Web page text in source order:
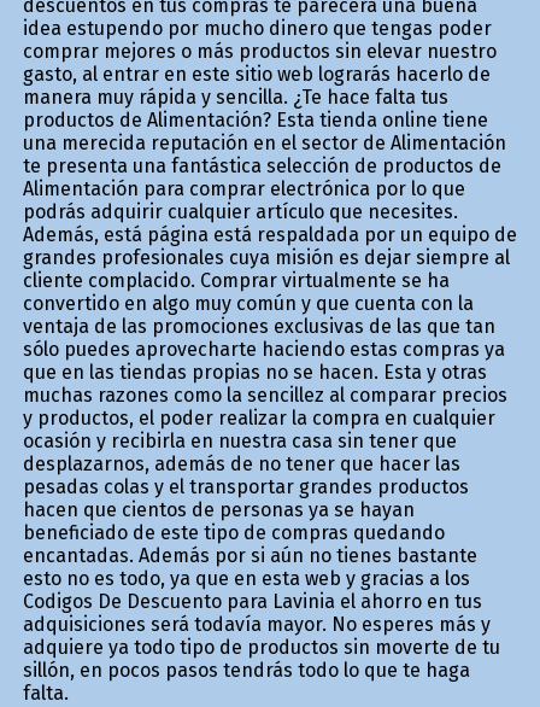
descuentos en tus compras te parecerá una buena
idea estupendo por mucho dinero que tengas poder
comprar mejores o más productos sin elevar nuestro
gasto, al entrar en este sitio web lograrás hacerlo de
manera muy rápida y sencilla. ¿Te hace falta tus
productos de Alimentación? Esta tienda online tiene
una merecida reputación en el sector de Alimentación
te presenta una fantástica selección de productos de
Alimentación para comprar electrónica por lo que
podrás adquirir cualquier artículo que necesites.
Además, está página está respaldada por un equipo de
grandes profesionales cuya misión es dejar siempre al
cliente complacido. Comprar virtualmente se ha
convertido en algo muy común y que cuenta con la
ventaja de las promociones exclusivas de las que tan
sólo puedes aprovecharte haciendo estas compras ya
que en las tiendas propias no se hacen. Esta y otras
muchas razones como la sencillez al comparar precios
y productos, el poder realizar la compra en cualquier
ocasión y recibirla en nuestra casa sin tener que
desplazarnos, además de no tener que hacer las
pesadas colas y el transportar grandes productos
hacen que cientos de personas ya se hayan
beneficiado de este tipo de compras quedando
encantadas. Además por si aún no tienes bastante
esto no es todo, ya que en esta web y gracias a los
Codigos De Descuento para Lavinia el ahorro en tus
adquisiciones será todavía mayor. No esperes más y
adquiere ya todo tipo de productos sin moverte de tu
sillón, en pocos pasos tendrás todo lo que te haga
falta.